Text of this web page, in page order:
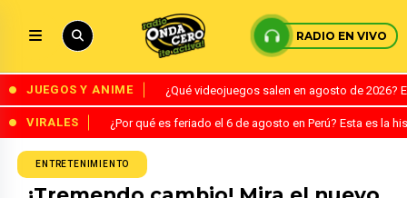
RADIO EN VIVO
JUEGOS Y ANIME ¿Qué videojuegos salen en agosto de
VIRALES ¿Por qué es feriado el 6 de agosto en Perú? Esta es la
ENTRETENIMIENTO